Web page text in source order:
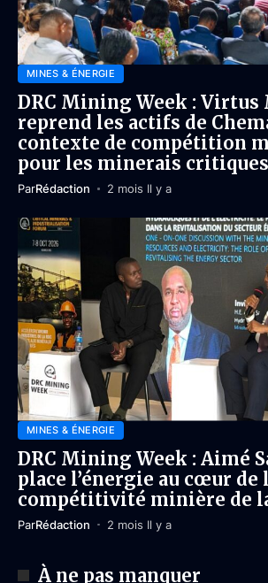
MINES & ÉNERGIE
DRC Mining Week : Virtus
reprend les actifs de
contexte de compétition
pour les minerais critiques
ParRédaction 2 mois Il y a
MINES & ÉNERGIE
DRC Mining Week : Aimé
place l’énergie au cœur de
compétitivité minière de
ParRédaction 2 mois Il y a
À ne pas manquer